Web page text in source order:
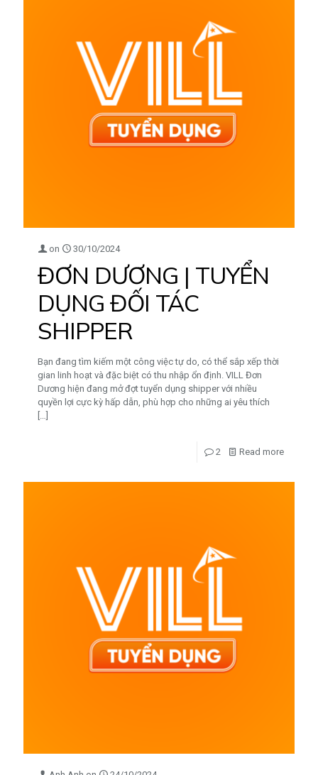
on 30/10/2024
ĐƠN DƯƠNG | TUYỂN
DỤNG ĐỐI TÁC
SHIPPER
Bạn đang tìm kiếm một công việc tự do, có thể sắp xếp thời
gian linh hoạt và đặc biệt có thu nhập ổn định. VILL Đơn
Dương hiện đang mở đợt tuyển dụng shipper với nhiều
quyền lợi cực kỳ hấp dẫn, phù hợp cho những ai yêu thích
[…]
2 Read more